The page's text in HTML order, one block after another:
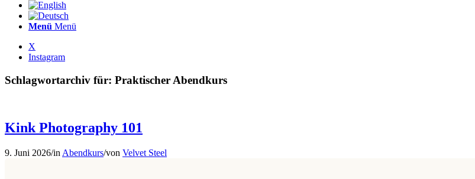
Menü Menü
X
Instagram
Schlagwortarchiv für: Praktischer Abendkurs
Kink Photography 101
9. Juni 2026/in Abendkurs/von Velvet Steel